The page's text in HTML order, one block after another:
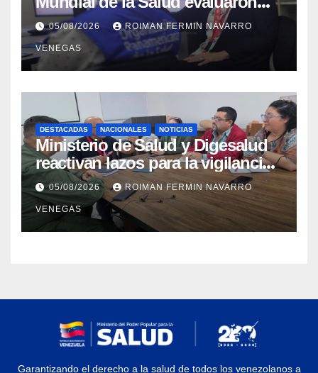
propuesta técnica integral en
materia de agua saneamiento e
higiene ante contingencia
sísmica
05/08/2026 ROIMAN FERMIN NAVARRO
VENEGAS
DESTACADAS NACIONALES NOTICIAS
Ministerio de Salud y Digesalud
reactivan lazos para la vigilancia
epidemiológica y el control de
enfermedades
05/08/2026 ROIMAN FERMIN NAVARRO
VENEGAS
Garantizando el derecho a la salud de todos los venezolanos a